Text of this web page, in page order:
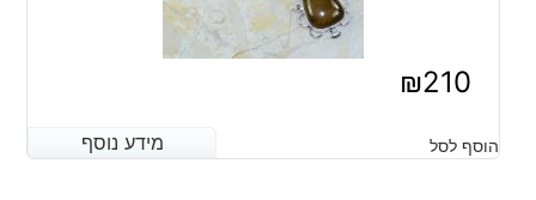
₪210
מידע נוסף הוסף לסל מידע נוסף